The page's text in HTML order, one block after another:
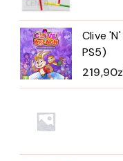
Clive
PS5)
219,90